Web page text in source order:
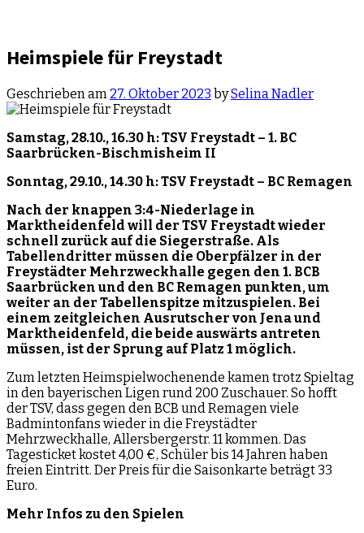
Heimspiele für Freystadt
Geschrieben am 27. Oktober 2023 bySelina Nadler
Samstag, 28.10., 16.30 h: TSV Freystadt – 1. BC
Saarbrücken-Bischmisheim II
Sonntag, 29.10., 14.30 h: TSV Freystadt – BC Remagen
Nach der knappen 3:4-Niederlage in
Marktheidenfeld will der TSV Freystadt wieder
schnell zurück auf die Siegerstraße. Als
Tabellendritter müssen die Oberpfälzer in der
Freystädter Mehrzweckhalle gegen den 1. BCB
Saarbrücken und den BC Remagen punkten, um
weiter an der Tabellenspitze mitzuspielen. Bei
einem zeitgleichen Ausrutscher von Jena und
Marktheidenfeld, die beide auswärts antreten
müssen, ist der Sprung auf Platz 1 möglich.
Zum letzten Heimspielwochenende kamen trotz Spieltag
in den bayerischen Ligen rund 200 Zuschauer. So hofft
der TSV, dass gegen den BCB und Remagen viele
Badmintonfans wieder in die Freystädter
Mehrzweckhalle, Allersbergerstr. 11 kommen. Das
Tagesticket kostet 4,00 €, Schüler bis 14 Jahren haben
freien Eintritt. Der Preis für die Saisonkarte beträgt 33
Euro.
Mehr Infos zu den Spielen